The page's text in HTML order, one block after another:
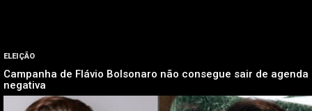
ELEIÇÃO
Campanha de Flávio Bolsonaro não consegue sair de agenda
negativa